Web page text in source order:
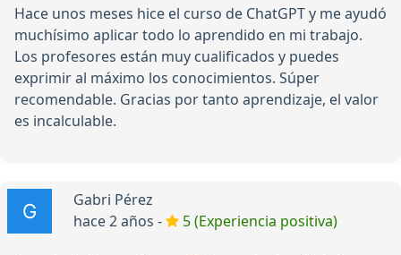
Hace unos meses hice el curso de ChatGPT y me ayudó
muchísimo aplicar todo lo aprendido en mi trabajo.
Los profesores están muy cualificados y puedes
exprimir al máximo los conocimientos. Súper
recomendable. Gracias por tanto aprendizaje, el valor
es incalculable.
Gabri Pérez
hace 2 años -
5 (Experiencia positiva)